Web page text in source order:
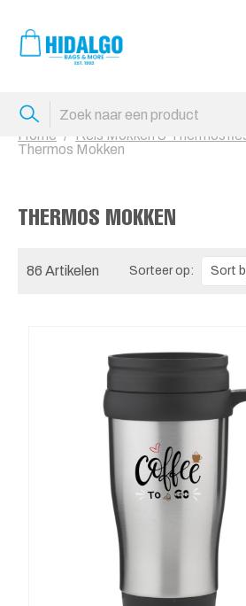
Home
Reis Mokken &
Thermos Mokken
THERMOS MOKKEN
86 Artikelen Sorteer op: